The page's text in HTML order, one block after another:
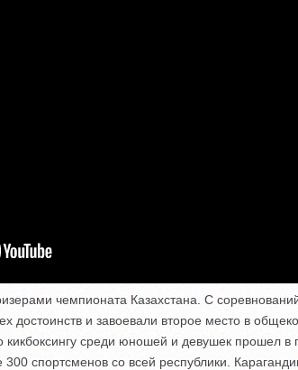
чемпионата Казахстана. С
достоинств и завоевали второе место в
кикбоксингу среди юношей и девушек прошел в
спортсменов со всей республики.